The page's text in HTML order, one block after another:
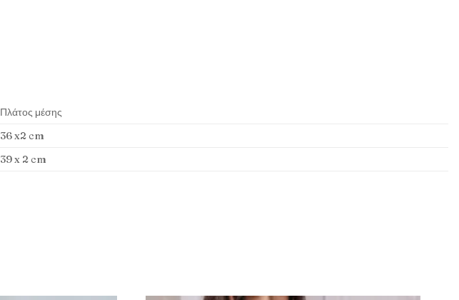
Πλάτος μέσης
36 x2 cm
39 x 2 cm